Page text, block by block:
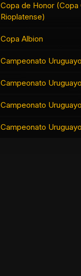
Copa de Honor (Copa
Rioplatense)
Copa Albion
Campeonato Uruguayo
Campeonato Uruguayo
Campeonato Uruguayo
Campeonato Uruguayo